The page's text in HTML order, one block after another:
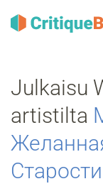
Julkaisu
artistilta